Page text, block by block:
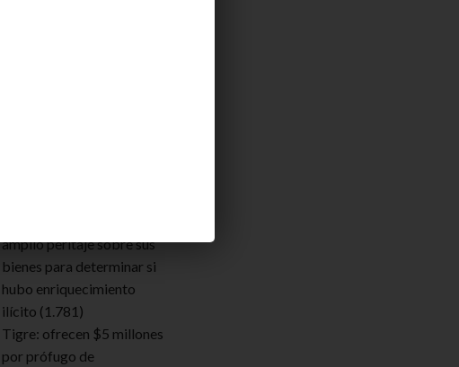
amplio peritaje sobre sus
bienes para determinar si
hubo enriquecimiento
ilícito (1.781)
Tigre: ofrecen $5 millones
por prófugo de